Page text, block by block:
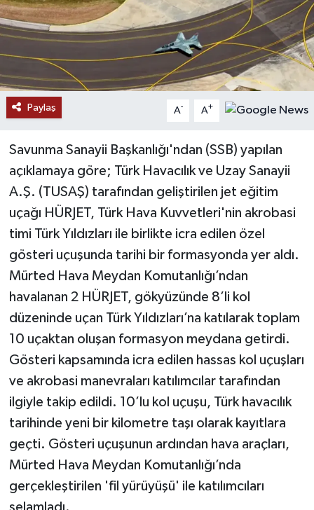
Paylaş A- A+
Savunma Sanayii Başkanlığı'ndan (SSB) yapılan
açıklamaya göre; Türk Havacılık ve Uzay Sanayii
A.Ş. (TUSAŞ) tarafından geliştirilen jet eğitim
uçağı HÜRJET, Türk Hava Kuvvetleri'nin akrobasi
timi Türk Yıldızları ile birlikte icra edilen özel
gösteri uçuşunda tarihi bir formasyonda yer aldı.
Mürted Hava Meydan Komutanlığı’ndan
havalanan 2 HÜRJET, gökyüzünde 8’li kol
düzeninde uçan Türk Yıldızları’na katılarak toplam
10 uçaktan oluşan formasyon meydana getirdi.
Gösteri kapsamında icra edilen hassas kol uçuşları
ve akrobasi manevraları katılımcılar tarafından
ilgiyle takip edildi. 10’lu kol uçuşu, Türk havacılık
tarihinde yeni bir kilometre taşı olarak kayıtlara
geçti. Gösteri uçuşunun ardından hava araçları,
Mürted Hava Meydan Komutanlığı’nda
gerçekleştirilen 'fil yürüyüşü' ile katılımcıları
selamladı.